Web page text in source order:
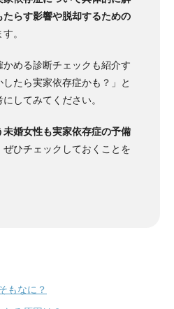
たらす影響や脱却するための
。
める診断チェックも紹介す
たら実家依存症かも？」と
してみてください。
未婚女性も実家依存症の予備
ぜひチェックしておくことを
もなに？